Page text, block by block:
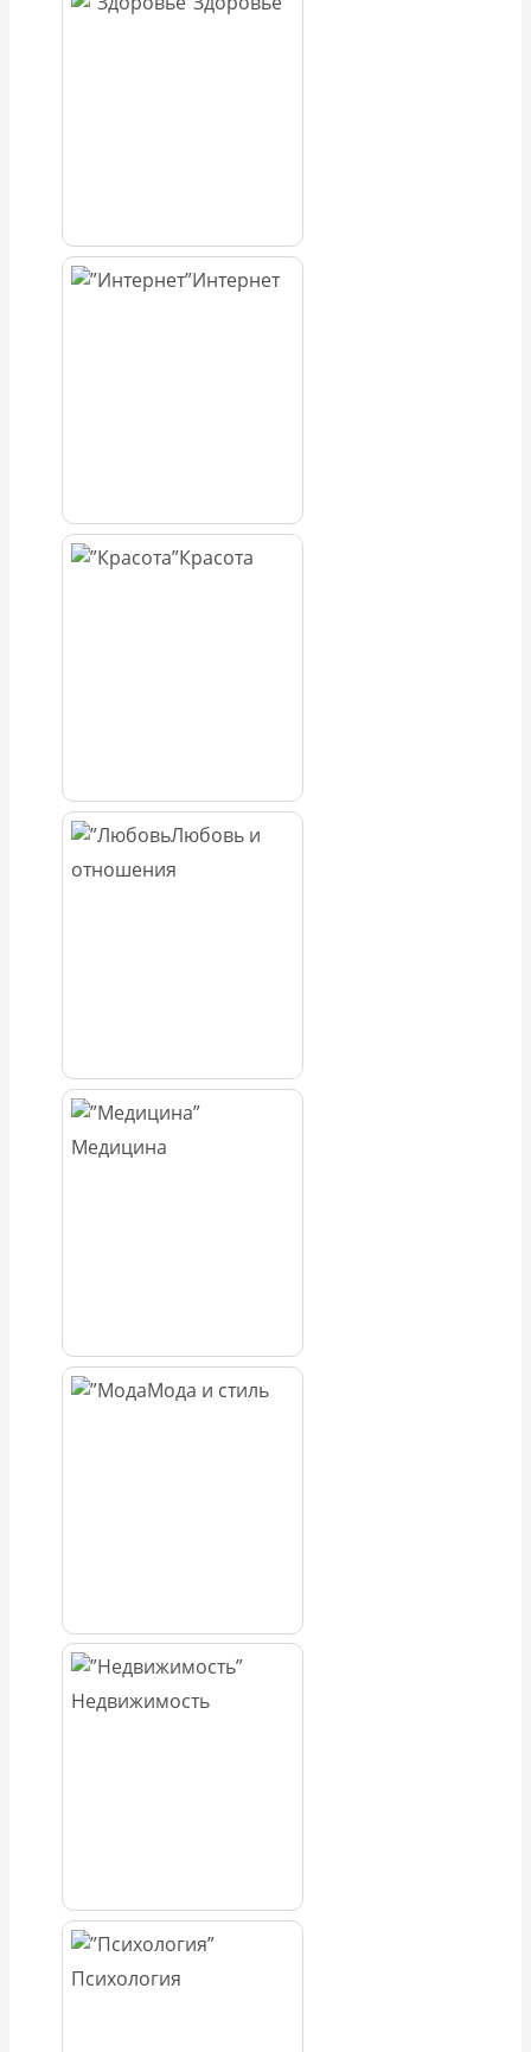
Интернет
Красота
Любовь и
отношения
Медицина
Мода и стиль
Недвижимость
Психология